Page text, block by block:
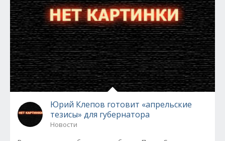
Юрий Клепов готовит «апрельские
тезисы» для губернатора
Новости